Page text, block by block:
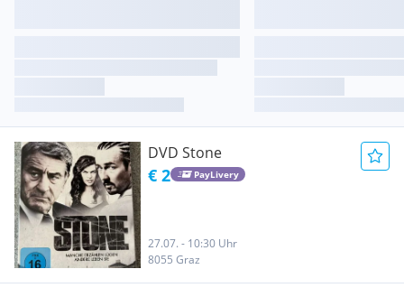
DVD Stone
€ 2 PayLivery
27.07. - 10:30 Uhr
8055 Graz